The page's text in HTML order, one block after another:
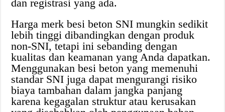
dan registrasi yang ada.
Harga merk besi beton SNI mungkin sedikit
lebih tinggi dibandingkan dengan produk
non-SNI, tetapi ini sebanding dengan
kualitas dan keamanan yang Anda dapatkan.
Menggunakan besi beton yang memenuhi
standar SNI juga dapat mengurangi risiko
biaya tambahan dalam jangka panjang
karena kegagalan struktur atau kerusakan